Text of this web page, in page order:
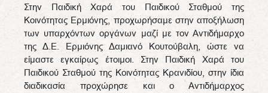
Στην Παιδική Χαρά του Παιδικού Σταθμού της
Κοινότητας Ερμιόνης, προχωρήσαμε στην αποξήλωση
των υπαρχόντων οργάνων μαζί με τον Αντιδήμαρχο
της Δ.Ε. Ερμιόνης Δαμιανό Κουτούβαλη, ώστε να
είμαστε εγκαίρως έτοιμοι. Στην Παιδική Χαρά του
Παιδικού Σταθμού της Κοινότητας Κρανιδίου, στην ίδια
διαδικασία προχώρησε και ο Αντιδήμαρχος